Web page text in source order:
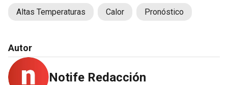
Altas Temperaturas Calor Pronóstico
Autor
Notife Redacción